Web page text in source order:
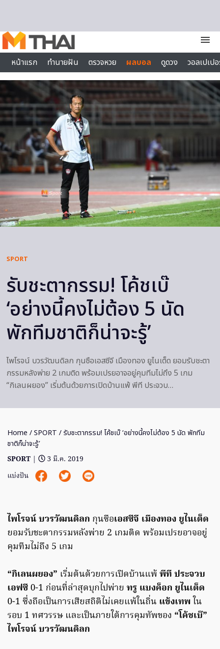
menu
หน้าแรก
ทำนายฝัน ตรวจหวย ผลบอล ดูดวง
วอลเปเป
ไลฟ์สไตล์
SPORT
รับชะตากรรม! โค้ชเบ๊
‘อย่างนี้คงไม่ต้อง 5 นัด
พักทีมชาติก็น่าจะรู้’
ไพโรจน์ บวรวัฒนดิลก กุนซือเอสซีจี เมืองทอง ยูไนเต็ด ยอมรับชะตา
กรรมหลังพ่าย 2 เกมติด พร้อมเปรยอาจอยู่คุมทีมไม่ถึง 5 เกม
“กิเลนผยอง” เริ่มต้นด้วยการเปิดบ้านแพ้ พีที ประจวบ…
Home /SPORT / รับชะตากรรม! โค้ชเบ๊ ‘อย่างนี้คงไม่ต้อง 5 นัด พักทีม
ชาติก็น่าจะรู้’
SPORT |
3 มี.ค. 2019
แบ่งปัน
ไพโรจน์ บวรวัฒนดิลก กุนซือเอสซีจี เมืองทอง ยูไนเต็ด
ยอมรับชะตากรรมหลังพ่าย 2 เกมติด พร้อมเปรยอาจอยู่
คุมทีมไม่ถึง 5 เกม
“กิเลนผยอง” เริ่มต้นด้วยการเปิดบ้านแพ้ พีที ประจวบ
เอฟซี0-1 ก่อนที่ล่าสุดบุกไปพ่าย ทรู แบงค็อก ยูไนเต็ด
0-1 ซึ่งถือเป็นการเสียสถิติไม่เคยแพ้ในถิ่น แข้งเทพ ใน
รอบ 1 ทศวรรษ และเป็นภายใต้การคุมทัพของ “โค้ชเบ๊”
ไพโรจน์ บวรวัฒนดิลก